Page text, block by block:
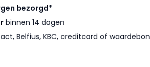
bezorgd*
binnen 14 dagen
Belfius, KBC, creditcard of waardebon